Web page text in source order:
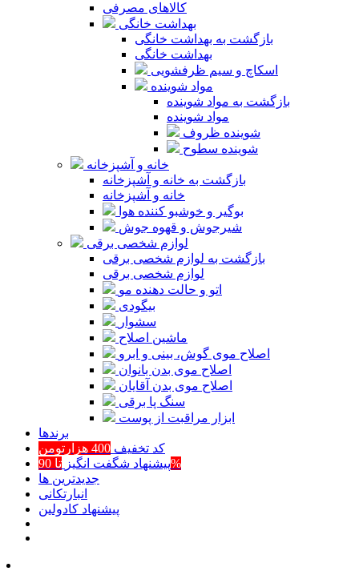
کالاهای مصرفی
بهداشت خانگی
بازگشت به بهداشت خانگی
بهداشت خانگی
اسکاچ و سیم ظرفشویی
مواد شوینده
بازگشت به مواد شوینده
مواد شوینده
شوینده ظروف
شوینده سطوح
خانه و آشپزخانه
بازگشت به خانه و آشپزخانه
خانه و آشپزخانه
بوگیر و خوشبو کننده هوا
شیرجوش و قهوه جوش
لوازم شخصی برقی
بازگشت به لوازم شخصی برقی
لوازم شخصی برقی
اتو و حالت دهنده مو
بیگودی
سشوار
ماشین اصلاح
اصلاح موی گوش، بینی و ابرو
اصلاح موی بدن بانوان
اصلاح موی بدن آقایان
سنگ پا برقی
ابزار مراقبت از پوست
برند‌ها
کد تخفیف 400 هزارتومن
پیشنهاد شگفت انگیزتا 90%
جدیدترین ها
انبارتکانی
پیشنهاد کادولین